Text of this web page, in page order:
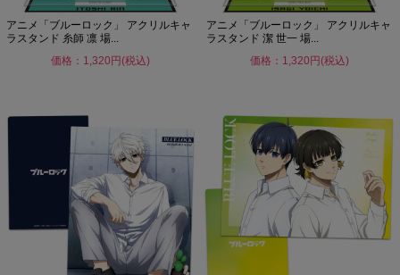
アニメ「ブルーロック」 アクリルキャ
ラスタンド 糸師 凛 場...
価格：1,320円(税込)
アニメ「ブルーロック」 アクリルキャ
ラスタンド 潔 世一 場...
価格：1,320円(税込)